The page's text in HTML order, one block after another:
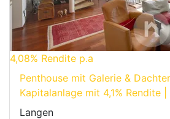
4,08% Rendite p.a
Penthouse mit Galerie &
Kapitalanlage mit 4,1% Rendite |
Langen